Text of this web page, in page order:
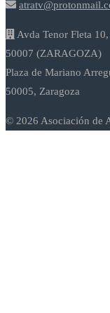
Avda Tenor Fleta
50007 (ZARAGOZA)
Plaza de Mariano
50005, Zaragoza
© 2026 Asociación de